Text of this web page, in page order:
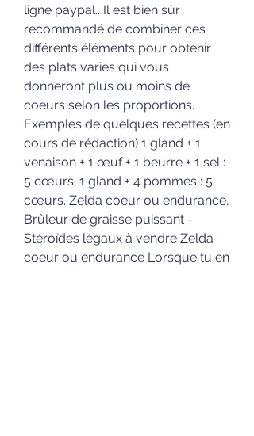
ligne paypal.. Il est bien sûr
recommandé de combiner ces
différents éléments pour obtenir
des plats variés qui vous
donneront plus ou moins de
coeurs selon les proportions.
Exemples de quelques recettes (en
cours de rédaction) 1 gland + 1
venaison + 1 œuf + 1 beurre + 1 sel :
5 cœurs. 1 gland + 4 pommes : 5
cœurs. Zelda coeur ou endurance,
Brûleur de graisse puissant -
Stéroïdes légaux à vendre Zelda
coeur ou endurance Lorsque tu en